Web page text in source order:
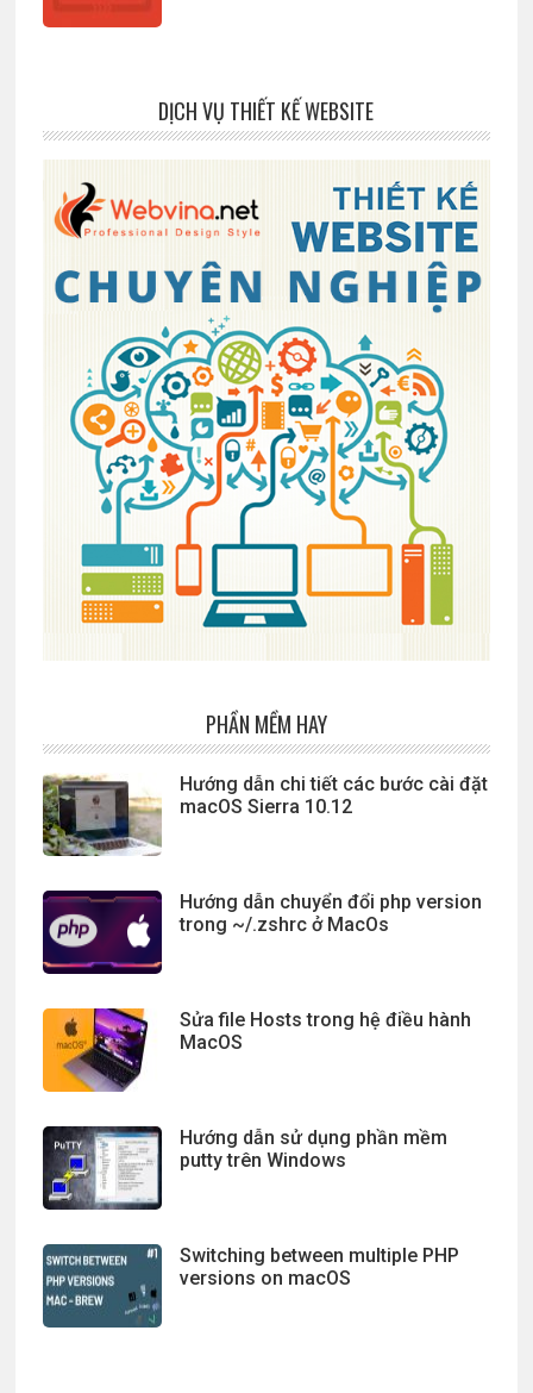
DỊCH VỤ THIẾT KẾ WEBSITE
PHẦN MỀM HAY
Hướng dẫn chi tiết các bước cài đặt
macOS Sierra 10.12
Hướng dẫn chuyển đổi php version
trong ~/.zshrc ở MacOs
Sửa file Hosts trong hệ điều hành
MacOS
Hướng dẫn sử dụng phần mềm
putty trên Windows
Switching between multiple PHP
versions on macOS